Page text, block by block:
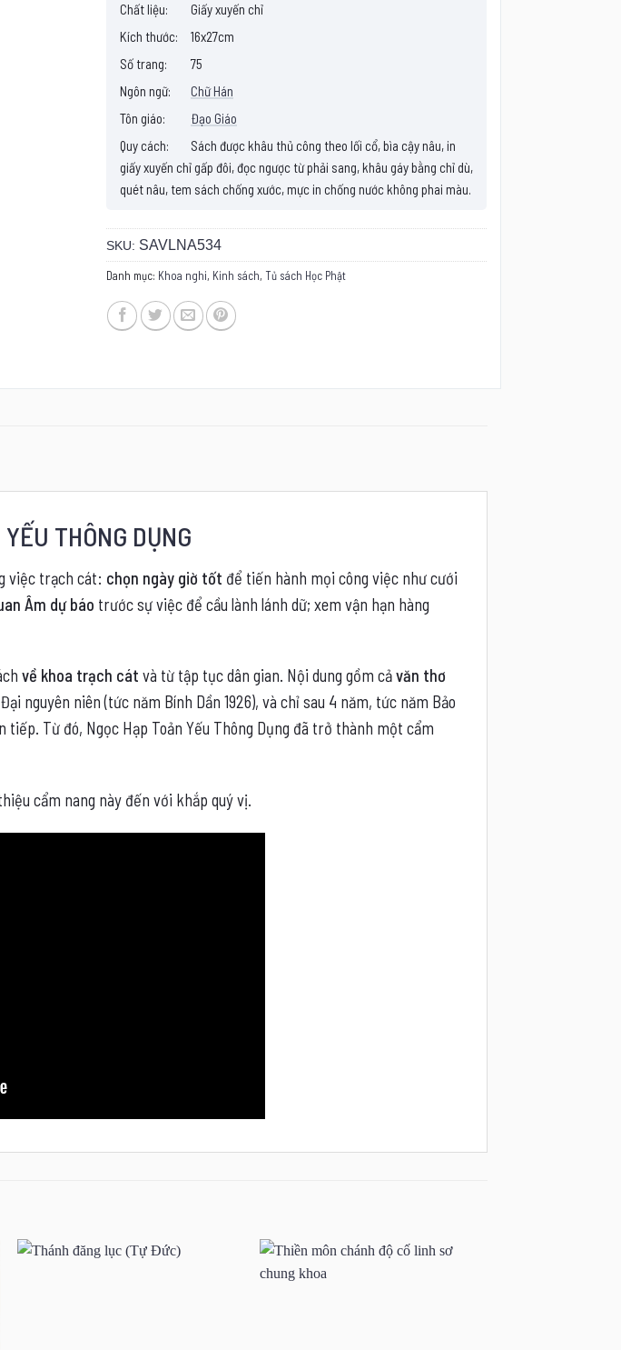
Chất liệu:
Giấy xuyến chỉ
Kích thước:
16x27cm
Số trang:
75
Ngôn ngữ:
Chữ Hán
Tôn giáo:
Đạo Giáo
Quy cách:
Sách được khâu thủ công theo lối cổ, bìa cậy nâu, in
giấy xuyến chỉ gấp đôi, đọc ngược từ phải sang, khâu gáy bằng chỉ dù,
quét nâu, tem sách chống xước, mực in chống nước không phai màu.
SKU: SAVLNA534
Danh mục: Khoa nghi, Kinh sách, Tủ sách Học Phật
THÔNG DỤNG
việc trạch cát: chọn ngày giờ tốt để tiến hành mọi công việc như cưới
Âm dự báo trước sự việc để cầu lành lánh dữ; xem vận hạn hàng
về khoa trạch cát và từ tập tục dân gian. Nội dung gồm cảvăn thơ
nguyên niên (tức năm Bính Dần 1926), và chỉ sau 4 năm, tức năm Bảo
tiếp. Từ đó, Ngọc Hạp Toản Yếu Thông Dụng đã trở thành một cẩm
cẩm nang này đến với khắp quý vị.